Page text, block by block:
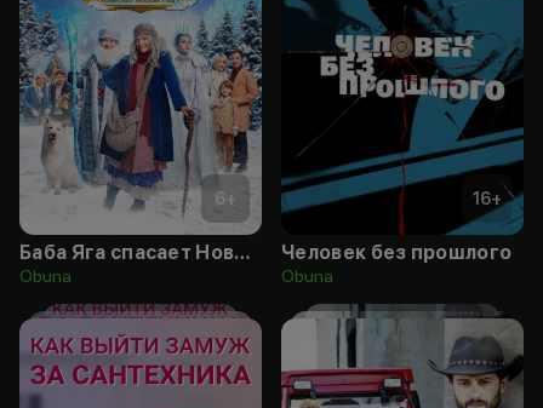
6+
Баба Яга спасает Новый год
Obuna
16+
Человек без прошлого
Obuna